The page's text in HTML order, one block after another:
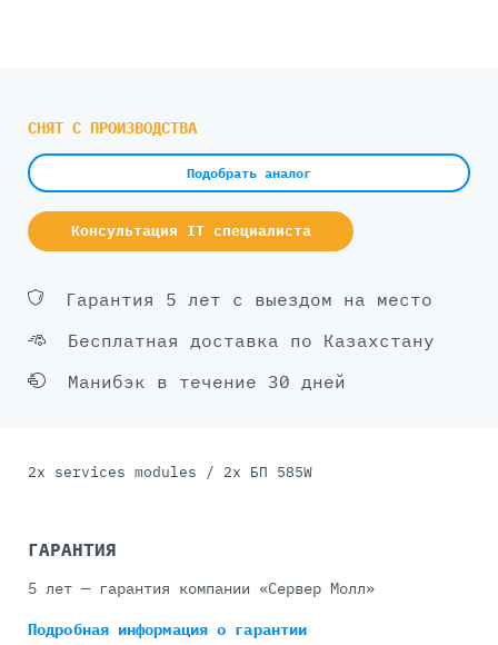
СНЯТ С ПРОИЗВОДСТВА
Подобрать аналог
Консультация IT специалиста
Гарантия 5 лет с выездом на место
Бесплатная доставка по Казахстану
Манибэк в течение 30 дней
2x services modules / 2x БП 585W
ГАРАНТИЯ
5 лет — гарантия компании «Сервер Молл»
Подробная информацияо гарантии